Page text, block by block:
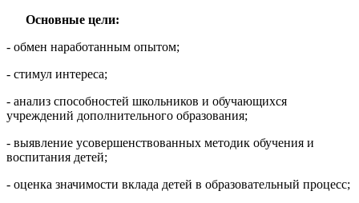
Основные цели:
- обмен наработанным опытом;
- стимул интереса;
- анализ способностей школьников и обучающихся
учреждений дополнительного образования;
- выявление усовершенствованных методик обучения и
воспитания детей;
- оценка значимости вклада детей в образовательный процесс;